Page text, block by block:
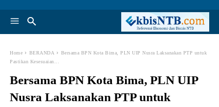
Home BERANDA
Bersama BPN Kota Bima, PLN UIP Nusra Laksanakan PTP untuk
Pastikan Kesesuaian...
Bersama BPN Kota Bima, PLN UIP
Nusra Laksanakan PTP untuk